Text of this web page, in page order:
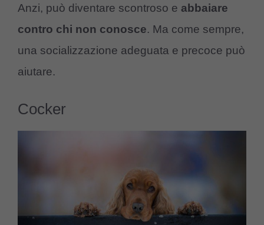
Anzi, può diventare scontroso e abbaiare
contro chi non conosce. Ma come sempre,
una socializzazione adeguata e precoce può
aiutare.
Cocker